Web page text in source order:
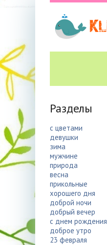
Разделы
с цветами
девушки
зима
мужчине
природа
весна
прикольные
хорошего дня
доброй ночи
добрый вечер
с днем рождения
доброе утро
23 февраля